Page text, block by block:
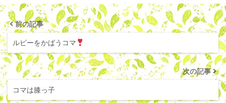
前の記事
ルビーをかばうコマ
次の記事
コマは膝っ子